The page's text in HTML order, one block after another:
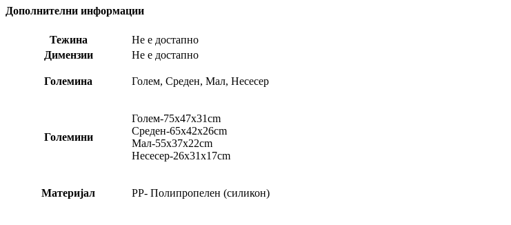
Дополнителни информации
Тежина
Не е достапно
Димензии
Не е достапно
Големина Голем, Среден, Мал, Несесер
Големини
Голем-75x47x31cm
Среден-65x42x26cm
Мал-55x37x22cm
Несесер-26x31x17cm
Материјал PP- Полипропелен (силикон)